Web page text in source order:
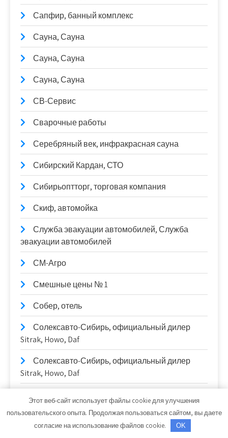
Сапфир, банный комплекс
Сауна, Сауна
Сауна, Сауна
Сауна, Сауна
СВ-Сервис
Сварочные работы
Серебряный век, инфракрасная сауна
Сибирский Кардан, СТО
Сибирьоптторг, торговая компания
Скиф, автомойка
Служба эвакуации автомобилей, Служба
эвакуации автомобилей
СМ-Агро
Смешные цены № 1
Собер, отель
Солексавто-Сибирь, официальный дилер
Sitrak, Howo, Daf
Солексавто-Сибирь, официальный дилер
Sitrak, Howo, Daf
Станционные публичные бани
Этот веб-сайт использует файлы cookie для улучшения
пользовательского опыта. Продолжая пользоваться сайтом, вы даете
согласие на использование файлов cookie.
OK